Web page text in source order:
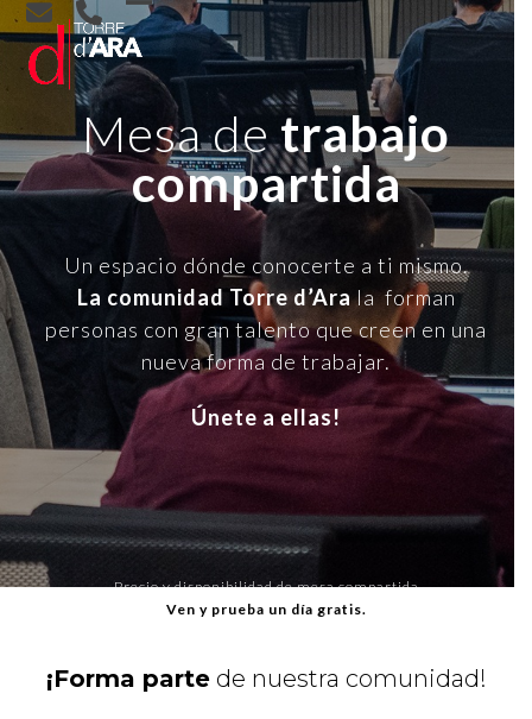
Skip
to
content
Open
mobile
menu
Close
mobile
menu
Mesa detrabajo
compartida
Un espacio dónde conocerte a ti mismo.
La comunidad Torre d’Arala forman
personas con gran talento que creen en una
nueva forma de trabajar.
Únete a ellas!
Precio y disponibilidad de mesa compartida
Ven y prueba un día gratis.
¡Forma partede nuestra comunidad!